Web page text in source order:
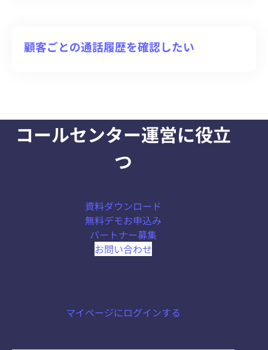
顧客ごとの通話履歴を確認したい
コールセンター運営に役立
つ
資料ダウンロード
無料デモお申込み
パートナー募集
お問い合わせ
マイページにログインする